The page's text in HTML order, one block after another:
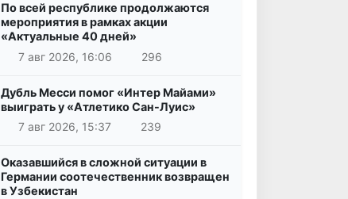
По всей республике продолжаются
мероприятия в рамках акции
«Актуальные 40 дней»
7 авг 2026, 16:06
296
Дубль Месси помог «Интер Майами»
выиграть у «Атлетико Сан-Луис»
7 авг 2026, 15:37
239
Оказавшийся в сложной ситуации в
Германии соотечественник возвращен
в Узбекистан